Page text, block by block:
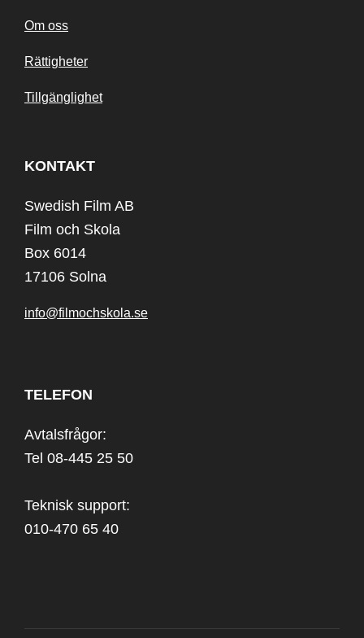
Om oss
Rättigheter
Tillgänglighet
KONTAKT
Swedish Film AB
Film och Skola
Box 6014
17106 Solna
info@filmochskola.se
TELEFON
Avtalsfrågor:
Tel 08-445 25 50
Teknisk support:
010-470 65 40